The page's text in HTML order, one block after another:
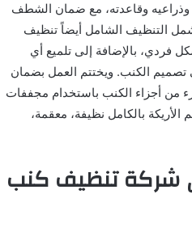
وذراعيه وقاعدته، مع ضمان الشطف
التنظيف الشامل أيضاً تنظيف
فردي، بالإضافة إلى تلميع أي
تصميم الكنب. ويختتم العمل بضمان
من أجزاء الكنب باستخدام مجففات
الأريكة بالكامل نظيفة، معقمة،
شركة تنظيف كنب